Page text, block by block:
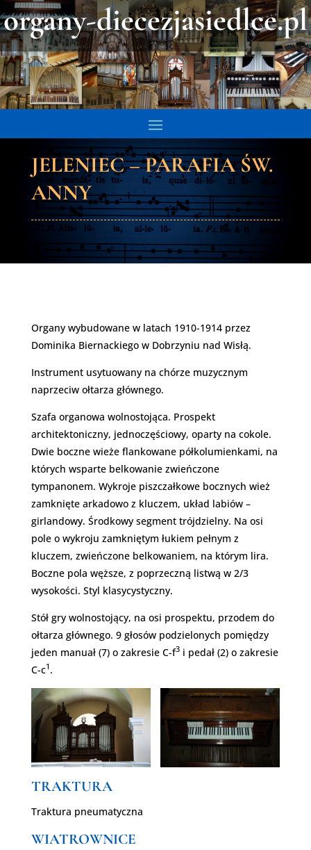
organy-diecezjasiedlce.pl
JELENIEC – PARAFIA ŚW.
ANNY
Organy wybudowane w latach 1910-1914 przez
Dominika Biernackiego w Dobrzyniu nad Wisłą.
Instrument usytuowany na chórze muzycznym
naprzeciw ołtarza głównego.
Szafa organowa wolnostojąca. Prospekt
architektoniczny, jednoczęściowy, oparty na cokole.
Dwie boczne wieże flankowane półkolumienkami, na
których wsparte belkowanie zwieńczone
tympanonem. Wykroje piszczałkowe bocznych wież
zamknięte arkadowo z kluczem, układ labiów –
girlandowy. Środkowy segment trójdzielny. Na osi
pole o wykroju zamkniętym łukiem pełnym z
kluczem, zwieńczone belkowaniem, na którym lira.
Boczne pola węższe, z poprzeczną listwą w 2/3
wysokości. Styl klasycystyczny.
Stół gry wolnostojący, na osi prospektu, przodem do
ołtarza głównego. 9 głosów podzielonych pomiędzy
jeden manuał (7) o zakresie C-f3i pedał (2) o zakresie
C-c1 .
TRAKTURA
Traktura pneumatyczna
WIATROWNICE